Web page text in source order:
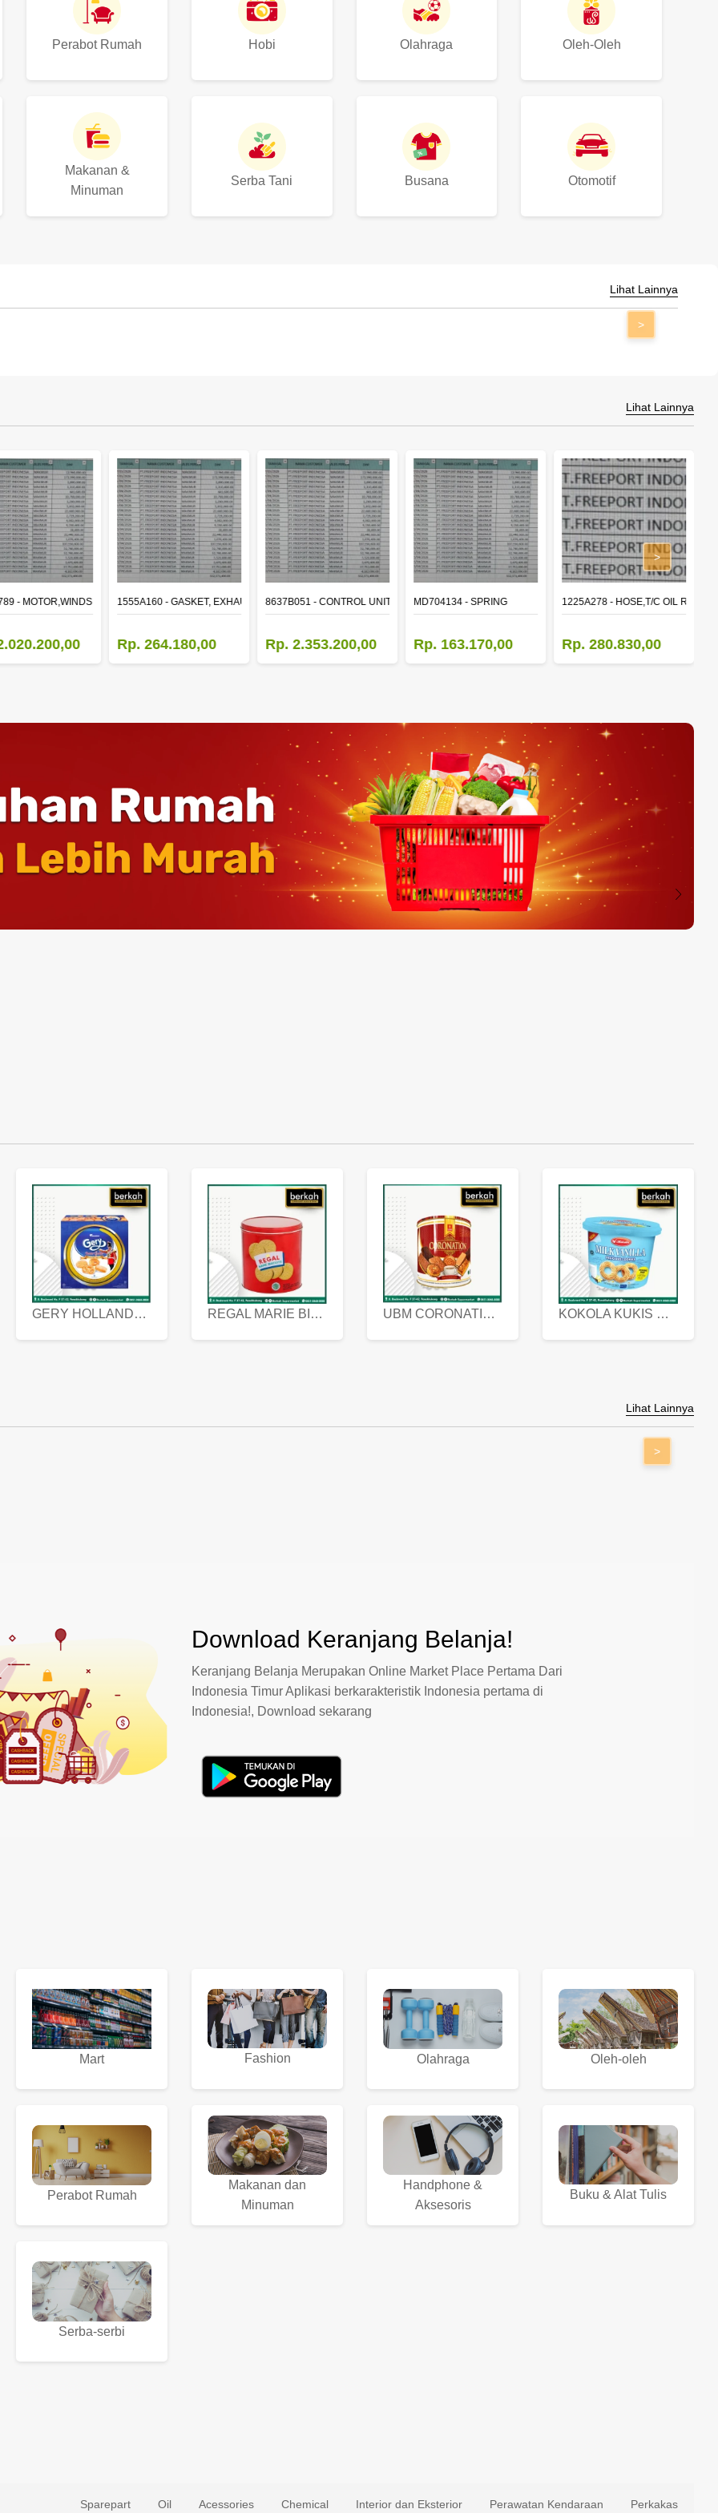
Perabot Rumah Hobi Olahraga Oleh-Oleh
Makanan &
Minuman
Serba Tani Busana Otomotif
Lihat Lainnya
>
Lihat Lainnya
- MOTOR,WINDSHIELD WIPER1555A160 - GASKET, EXHAUST MANIFOLD
Rp. 264.180,00
8637B051 - CONTROL UNIT,TIME & ALARM
Rp. 2.353.200,00
MD704134 - SPRING
Rp. 163.170,00
1225A278 - HOSE,T/C OIL
Rp. 280.830,00
>
GERY HOLLANDA BUTTER COOKIES 450 GRAM REGAL MARIE BISCUIT KALENG 550 GRAM UBM CORONATION ASSORTED BISKUIT KALENG 450 GRAM KOKOLA KUKIS HYGIENIC MILK VANILLA PACK 320 GR
Lihat Lainnya
>
Download Keranjang Belanja!
Keranjang Belanja Merupakan Online Market Place Pertama Dari
Indonesia Timur Aplikasi berkarakteristik Indonesia pertama di
Indonesia!, Download sekarang
Mart Fashion Olahraga Oleh-oleh
Perabot Rumah
Makanan dan
Minuman
Handphone &
Aksesoris
Buku & Alat Tulis
Serba-serbi
Sparepart Oil Acessories Chemical Interior dan Eksterior Perawatan Kendaraan Perkakas